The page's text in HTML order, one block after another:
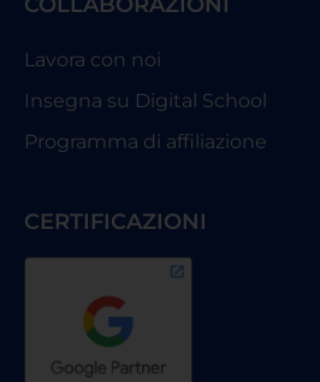
COLLABORAZIONI
Lavora con noi
Insegna su Digital School
Programma di affiliazione
CERTIFICAZIONI